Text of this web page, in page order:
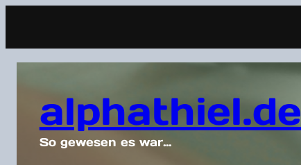
alphathiel.de
So gewesen es war…